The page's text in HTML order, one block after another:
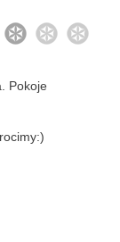
Pokoje
1 2 3